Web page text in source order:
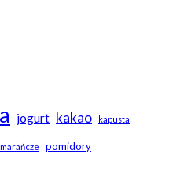
jogurt kakao kapusta
pomidory